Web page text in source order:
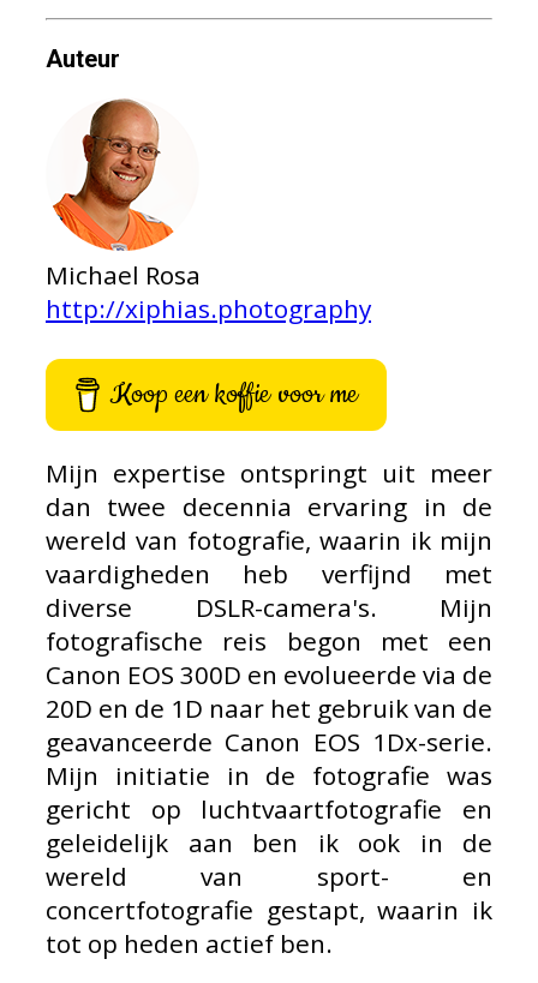
Auteur
Michael Rosa
http://xiphias.photography
Koop een koffie voor me
Mijn expertise ontspringt uit meer
dan twee decennia ervaring in de
wereld van fotografie, waarin ik mijn
vaardigheden heb verfijnd met
diverse DSLR-camera's. Mijn
fotografische reis begon met een
Canon EOS 300D en evolueerde via de
20D en de 1D naar het gebruik van de
geavanceerde Canon EOS 1Dx-serie.
Mijn initiatie in de fotografie was
gericht op luchtvaartfotografie en
geleidelijk aan ben ik ook in de
wereld van sport- en
concertfotografie gestapt, waarin ik
tot op heden actief ben.